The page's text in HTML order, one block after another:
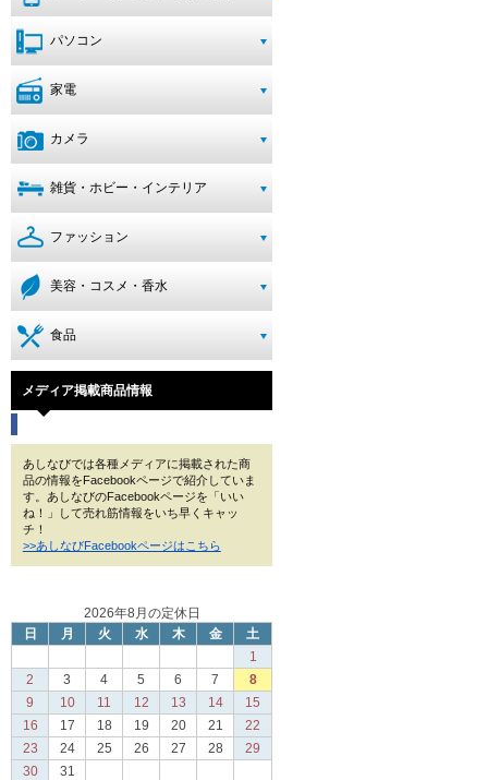
パソコン
家電
カメラ
雑貨・ホビー・インテリア
ファッション
美容・コスメ・香水
食品
メディア掲載商品情報
あしなびでは各種メディアに掲載された商
品の情報をFacebookページで紹介していま
す。あしなびのFacebookページを「いい
ね！」して売れ筋情報をいち早くキャッ
チ！
>>あしなびFacebookページはこちら
2026年8月の定休日
日
月 火 水 木 金
土
1
2
3 4 5 6 7
8
9
10 11 12 13 14
15
16
17 18 19 20 21
22
23
24 25 26 27 28
29
30
31